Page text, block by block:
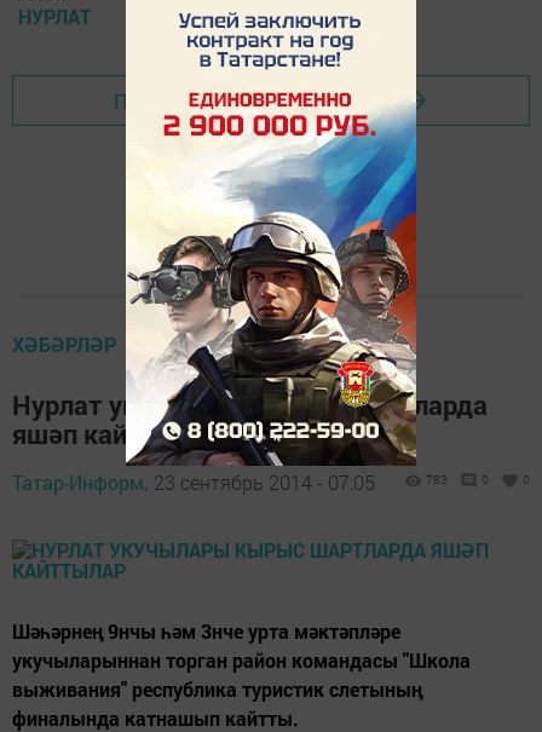
НУРЛАТ
Перейти на страницу новости
ХӘБӘРЛӘР
Нурлат укучылары кырыс шартларда
яшәп кайттылар
Татар-Информ, 23 сентябрь 2014 - 07:05 783 0 0
Шәһәрнең 9нчы һәм 3нче урта мәктәпләре
укучыларыннан торган район командасы "Школа
выживания" республика туристик слетының
финалында катнашып кайтты.